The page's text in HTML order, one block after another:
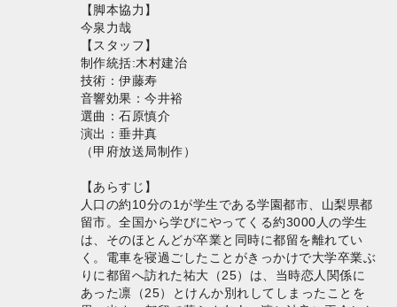
【脚本協力】
今泉力哉
【スタッフ】
制作統括:木村建治
技術：伊藤寿
音響効果：今井裕
選曲：石原慎介
演出：垂井真
（甲府放送局制作）
【あらすじ】
人口の約10分の1が学生である学園都市、山梨県都
留市。全国から学びにやってくる約3000人の学生
は、そのほとんどが卒業と同時に都留を離れてい
く。電車を寝過ごしたことがきっかけで大学卒業ぶ
りに都留へ訪れた祐大（25）は、当時恋人関係に
あった凛（25）とけんか別れしてしまったことを